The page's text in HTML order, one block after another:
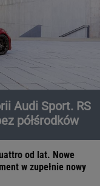
Audi Sport. RS
półśrodków
od lat. Nowe
w zupełnie nowy